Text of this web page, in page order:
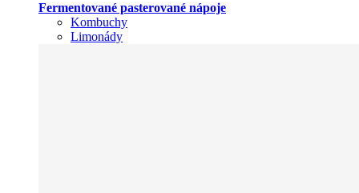
Fermentované pasterované nápoje
Kombuchy
Limonády